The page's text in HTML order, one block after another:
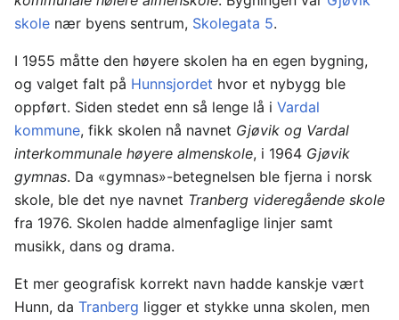
skole nær byens sentrum, Skolegata 5.
I 1955 måtte den høyere skolen ha en egen bygning,
og valget falt på Hunnsjordet hvor et nybygg ble
oppført. Siden stedet enn så lenge lå i Vardal
kommune, fikk skolen nå navnet Gjøvik og Vardal
interkommunale høyere almenskole, i 1964 Gjøvik
gymnas. Da «gymnas»-betegnelsen ble fjerna i norsk
skole, ble det nye navnet Tranberg videregående skole
fra 1976. Skolen hadde almenfaglige linjer samt
musikk, dans og drama.
Et mer geografisk korrekt navn hadde kanskje vært
Hunn, da Tranberg ligger et stykke unna skolen, men